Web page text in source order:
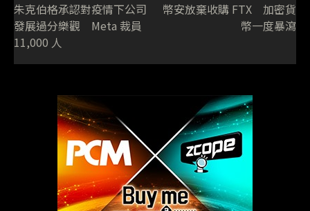
朱克伯格承認對疫情下公司
發展過分樂觀 Meta 裁員
11,000 人
幣安放棄收購 FTX 加密貨
幣一度暴瀉